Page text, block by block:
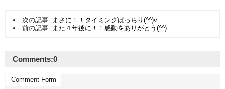
次の記事: まさに！！タイミングばっちり(^^)v
前の記事: また４年後に！！感動をありがとう(^^)
Comments:0
Comment Form